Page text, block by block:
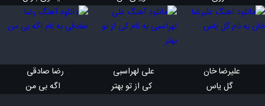
علیرضا خان
گل یاس
علی لهراسبی
کی از تو بهتر
رضا صادقی
اگه بی من